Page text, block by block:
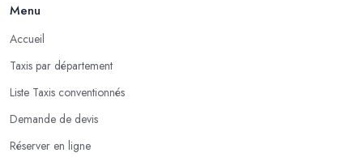
Menu
Accueil
Taxis par département
Liste Taxis conventionnés
Demande de devis
Réserver en ligne